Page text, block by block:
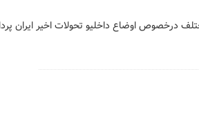
درخصوص اوضاع داخلیو تحولات اخیر ایران